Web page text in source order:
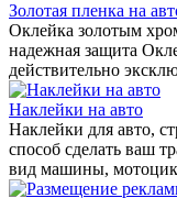
Золотая пленка на
Оклейка золотым
надежная защита
действительно
Наклейки на авто
Наклейки для авто,
способ сделать ваш
вид машины,